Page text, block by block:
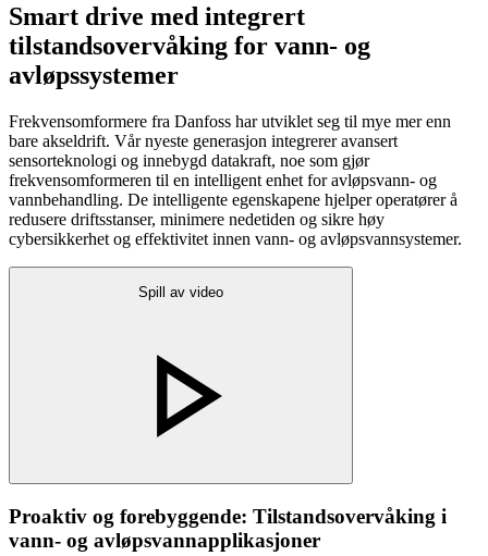
Smart drive med integrert
tilstandsovervåking for vann- og
avløpssystemer
Frekvensomformere fra Danfoss har utviklet seg til mye mer enn
bare akseldrift. Vår nyeste generasjon integrerer avansert
sensorteknologi og innebygd datakraft, noe som gjør
frekvensomformeren til en intelligent enhet for avløpsvann- og
vannbehandling. De intelligente egenskapene hjelper operatører å
redusere driftsstanser, minimere nedetiden og sikre høy
cybersikkerhet og effektivitet innen vann- og avløpsvannsystemer.
Spill av video
Proaktiv og forebyggende: Tilstandsovervåking i
vann- og avløpsvannapplikasjoner